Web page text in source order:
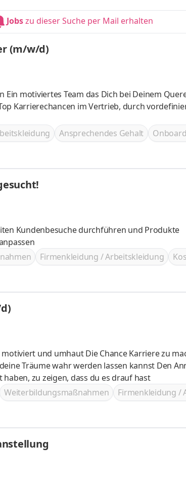
Jobszu dieser Suche per Mail erhalten
(m/w/d)
Ansprechendes Gehalt
Firmenkleidung / Arbeitskleidung
Chance Karriere zu machen
zu zeigen, dass du es drauf hast
Weiterbildungsmaßnahmen Firmenkleidung /